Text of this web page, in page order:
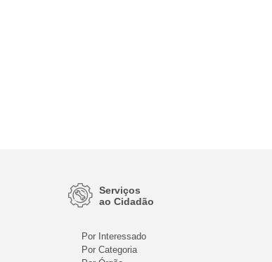
Serviços
ao Cidadão
Por Interessado
Por Categoria